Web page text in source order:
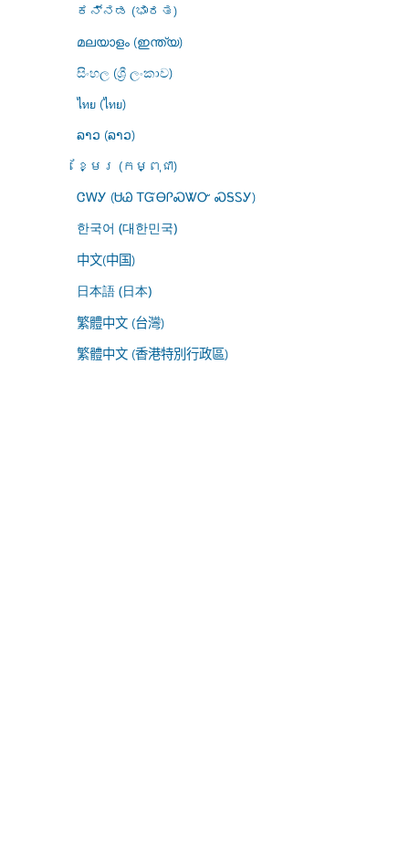
ಕನ್ನಡ (ಭಾರತ)
മലയാളം (ഇന്ത്യ)
සිංහල (ශ්‍රී ලංකාව)
ไทย (ไทย)
ລາວ (ລາວ)
ខ្មែរ (កម្ពុជា)
ᏣᎳᎩ (ᏌᏊ ᎢᏳᎾᎵᏍᏔᏅ ᏍᎦᏚᎩ)
한국어 (대한민국)
中文(中国)
日本語 (日本)
繁體中文 (台灣)
繁體中文 (香港特別行政區)